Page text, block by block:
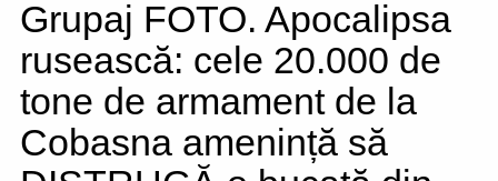
Grupaj FOTO. Apocalipsa
rusească: cele 20.000 de
tone de armament de la
Cobasna amenință să